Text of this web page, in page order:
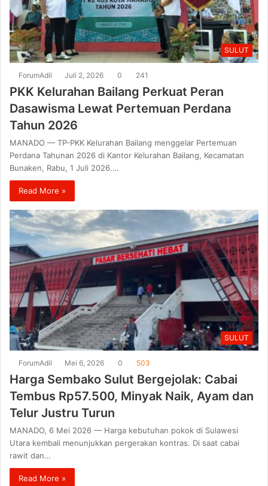
SULUT
ForumAdil Juli 2, 2026 0 241
PKK Kelurahan Bailang Perkuat Peran
Dasawisma Lewat Pertemuan Perdana
Tahun 2026
MANADO — TP-PKK Kelurahan Bailang menggelar Pertemuan
Perdana Tahunan 2026 di Kantor Kelurahan Bailang, Kecamatan
Bunaken, Rabu, 1 Juli 2026.…
Read More »
SULUT
ForumAdil Mei 6, 2026 0 503
Harga Sembako Sulut Bergejolak: Cabai
Tembus Rp57.500, Minyak Naik, Ayam dan
Telur Justru Turun
MANADO, 6 Mei 2026 — Harga kebutuhan pokok di Sulawesi
Utara kembali menunjukkan pergerakan kontras. Di saat cabai
rawit dan…
Read More »